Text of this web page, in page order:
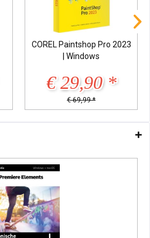
COREL Paintshop Pro 2023
| Windows
€ 29,90 *
€ 69,99 *